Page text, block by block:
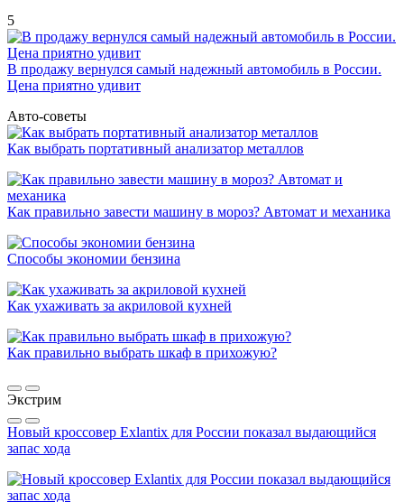
5
В продажу вернулся самый надежный автомобиль в России.
Цена приятно удивит
Авто-советы
Как выбрать портативный анализатор металлов
Как правильно завести машину в мороз? Автомат и механика
Способы экономии бензина
Как ухаживать за акриловой кухней
Как правильно выбрать шкаф в прихожую?
Экстрим
Новый кроссовер Exlantix для России показал выдающийся
запас хода